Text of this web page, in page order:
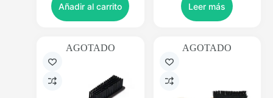
Añadir al carrito Leer más
AGOTADO AGOTADO